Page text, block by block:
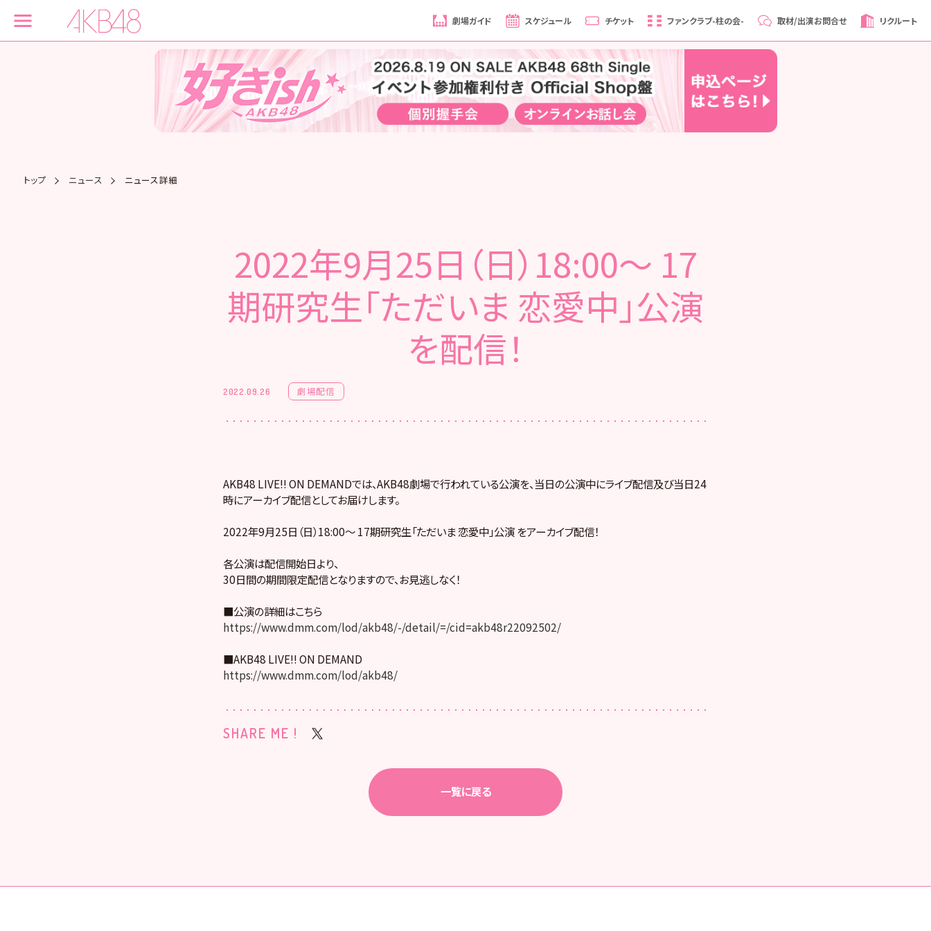
劇場ガイド スケジュール チケット ファンクラブ-柱の会- 取材/出演お問合せ リクルート
トップ ニュース ニュース詳細
2022年9月25日（日）18:00～ 17
期研究生「ただいま 恋愛中」公演
を配信！
2022.09.26 劇場配信
AKB48 LIVE!! ON DEMANDでは、AKB48劇場で行われている公演を、当日の公演中にライブ配信及び当日24
時にアーカイブ配信としてお届けします。
2022年9月25日（日）18:00～ 17期研究生「ただいま 恋愛中」公演 をアーカイブ配信！
各公演は配信開始日より、
30日間の期間限定配信となりますので、お見逃しなく！
■公演の詳細はこちら
https://www.dmm.com/lod/akb48/-/detail/=/cid=akb48r22092502/
■AKB48 LIVE!! ON DEMAND
https://www.dmm.com/lod/akb48/
SHARE ME !
一覧に戻る